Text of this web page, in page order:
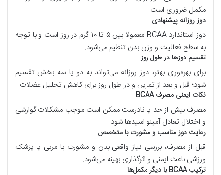
مکمل ضروری است.
دوز روزانه پیشنهادی
دوز استانداردBCAA
معمولا بین ۵ تا ۱۰ گرم در روز است و با توجه
به سطح فعالیت و وزن بدن تنظیم می‌شود.
تقسیم دوزها در طول روز
برای بهره‌وری بهتر، دوز روزانه می‌تواند به دو یا سه بخش تقسیم
شود؛ قبل و بعد از تمرین و در طول روز برای کاهش تحلیل عضلات.
نکات ایمنی مصرفBCAA
مصرف بیش از حد یا نادرست ممکن است موجب مشکلات گوارشی
و اختلال تعادل آمینو اسیدها شود.
رعایت دوز مناسب و مشورت با متخصص
قبل از مصرف، بررسی نیاز واقعی بدن و مشورت با مربی یا پزشک
ورزشی باعث ایمنی و اثرگذاری بهینه می‌شود.
ترکیبBCAAبا دیگر مکمل‌ها